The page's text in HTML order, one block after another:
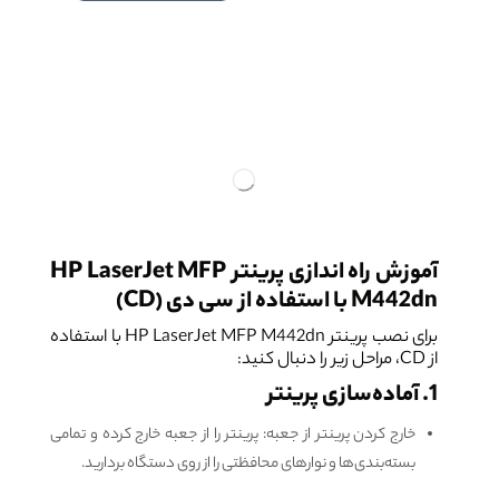
آموزش راه اندازی پرینتر HP LaserJet MFP
M442dn با استفاده از سی دی (CD)
برای نصب پرینتر HP LaserJet MFP M442dn با استفاده
از CD، مراحل زیر را دنبال کنید:
1. آماده‌سازی پرینتر
خارج کردن پرینتر از جعبه: پرینتر را از جعبه خارج کرده و تمامی
بسته‌بندی‌ها و نوارهای محافظتی را از روی دستگاه بردارید.